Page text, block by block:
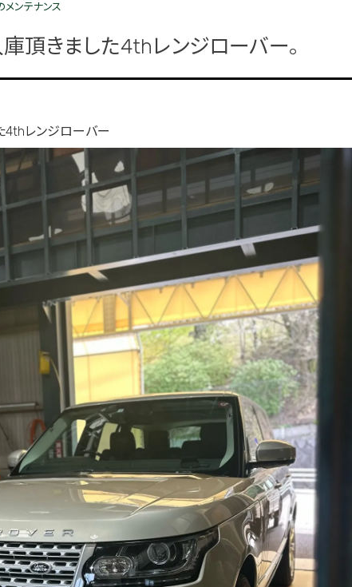
メンテナンス
頂きました4thレンジローバー。
4thレンジローバー